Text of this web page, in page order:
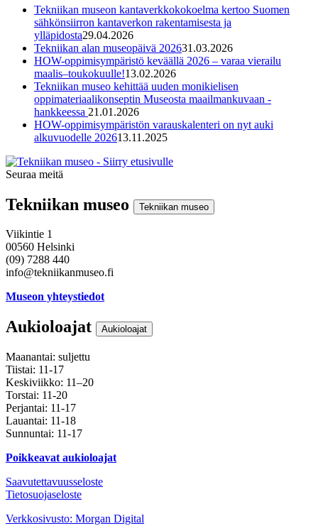
Tekniikan museon kantaverkkokokoelma kertoo Suomen
sähkönsiirron kantaverkon rakentamisesta ja
ylläpidosta29.04.2026
Tekniikan alan museopäivä 202631.03.2026
HOW-oppimisympäristö keväällä 2026 – varaa vierailu
maalis–toukokuulle!13.02.2026
Tekniikan museo kehittää uuden monikielisen
oppimateriaalikonseptin Museosta maailmankuvaan -
hankkeessa 21.01.2026
HOW-oppimisympäristön varauskalenteri on nyt auki
alkuvuodelle 202613.11.2025
Seuraa meitä
Tekniikan museo Tekniikan museo
Viikintie 1
00560 Helsinki
(09) 7288 440
info@tekniikanmuseo.fi
Museon yhteystiedot
Aukioloajat Aukioloajat
Maanantai: suljettu
Tiistai: 11-17
Keskiviikko: 11–20
Torstai: 11-20
Perjantai: 11-17
Lauantai: 11-18
Sunnuntai: 11-17
Poikkeavat aukioloajat
Saavutettavuusseloste
Tietosuojaseloste
Instagram
Facebook
Youtube
Verkkosivusto: Morgan Digital